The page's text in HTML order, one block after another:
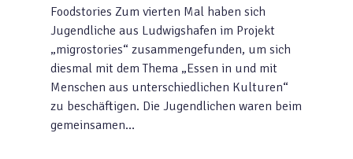
Foodstories Zum vierten Mal haben sich
Jugendliche aus Ludwigshafen im Projekt
„migrostories“ zusammengefunden, um sich
diesmal mit dem Thema „Essen in und mit
Menschen aus unterschiedlichen Kulturen“
zu beschäftigen. Die Jugendlichen waren beim
gemeinsamen…